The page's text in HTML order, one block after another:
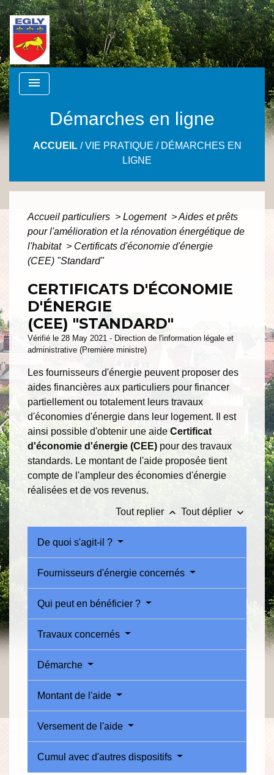
menu
Démarches en ligne
ACCUEIL/VIE PRATIQUE / DÉMARCHES EN
LIGNE
Accueil particuliers > Logement >Aides et prêts
pour l'amélioration et la rénovation énergétique de
l'habitat > Certificats d'économie d'énergie
(CEE) "Standard"
CERTIFICATS D'ÉCONOMIE
D'ÉNERGIE
(CEE) "STANDARD"
Vérifié le 28 May 2021 - Direction de l'information légale et
administrative (Première ministre)
Les fournisseurs d'énergie peuvent proposer des
aides financières aux particuliers pour financer
partiellement ou totalement leurs travaux
d'économies d'énergie dans leur logement. Il est
ainsi possible d'obtenir une aide Certificat
d'économie d'énergie (CEE) pour des travaux
standards. Le montant de l'aide proposée tient
compte de l'ampleur des économies d'énergie
réalisées et de vos revenus.
Tout replier keyboard_arrow_up Tout déplier keyboard_arrow_down
De quoi s'agit-il ?
Fournisseurs d'énergie concernés
Qui peut en bénéficier ?
Travaux concernés
Démarche
Montant de l'aide
Versement de l'aide
Cumul avec d'autres dispositifs